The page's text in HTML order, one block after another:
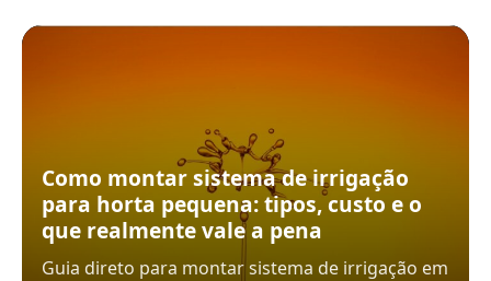
Como montar sistema de irrigação
para horta pequena: tipos, custo e o
que realmente vale a pena
Guia direto para montar sistema de irrigação em